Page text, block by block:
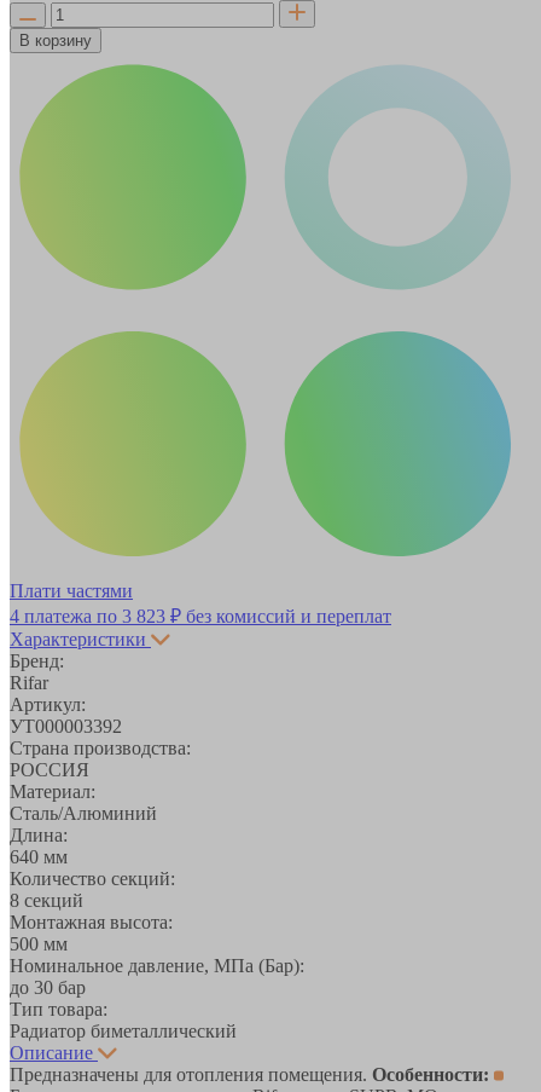
В корзину
Плати частями
4 платежа по 3 823 ₽ без комиссий и переплат
Характеристики
Бренд:
Rifar
Артикул:
УТ000003392
Страна производства:
РОССИЯ
Материал:
Сталь/Алюминий
Длина:
640 мм
Количество секций:
8 секций
Монтажная высота:
500 мм
Номинальное давление, МПа (Бар):
до 30 бар
Тип товара:
Радиатор биметаллический
Описание
Предназначены для отопления помещения. Особенности: